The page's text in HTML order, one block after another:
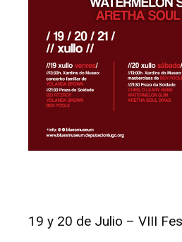
19 y 20 de Julio – VIII